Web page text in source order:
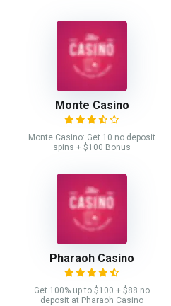
Monte Casino
Monte Casino: Get 10 no deposit
spins + $100 Bonus
Pharaoh Casino
Get 100% up to $100 + $88 no
deposit at Pharaoh Casino